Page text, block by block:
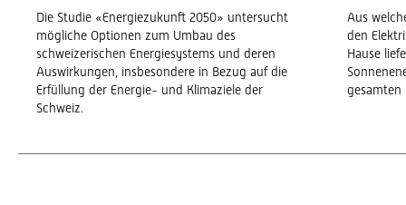
Die Studie «Energiezukunft 2050» untersucht
mögliche Optionen zum Umbau des
schweizerischen Energiesystems und deren
Auswirkungen, insbesondere in Bezug auf die
Erfüllung der Energie- und Klimaziele der
Schweiz.
Aus
den
Hause
gesamten